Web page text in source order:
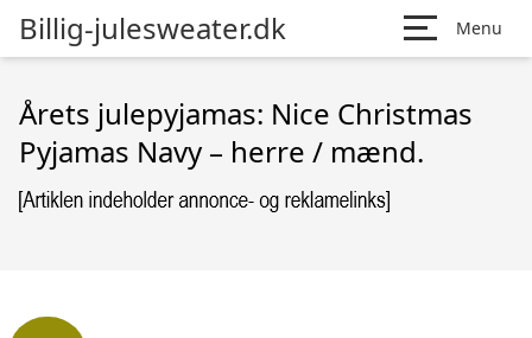
Billig-julesweater.dk Menu
Årets julepyjamas: Nice Christmas
Pyjamas Navy – herre / mænd.